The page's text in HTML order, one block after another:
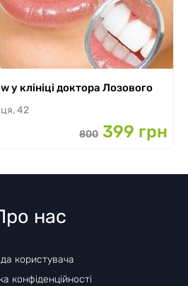
у клініці доктора Лозового
42
800 399 грн
нас
користувача
конфіденційності